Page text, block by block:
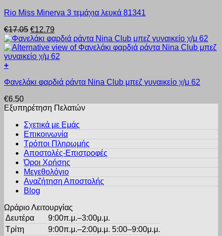
στη
του
προϊόντος
το
έχει
πολλαπλές
παραλλαγές.
Οι
επιλογές
να
στη
σελίδα
προϊόντος
Rio Miss Minerva 3 τεμάχια λευκά 81341
€17.05 Original
price
was:
€17.05.
€12.79Η
τρέχουσα
τιμή
είναι:
+
το
έχει
πολλαπλές
επιλογές
μπορούν
επιλεγούν
σελίδα
Φανελάκι φαρδιά ράντα Nina Club μπεζ γυναικείο χ/μ 62
€6.50
Εξυπηρέτηση Πελατών
Σχετικά με Εμάς
Επικοινωνία
Τρόποι Πληρωμής
Αποστολές-Επιστροφές
Όροι Χρήσης
Μεγεθολόγιο
Αναζήτηση Αποστολής
Blog
Ωράριο Λειτουργίας
Δευτέρα
9:00π.μ.–3:00μ.μ.
Τρίτη
9:00π.μ.–2:00μ.μ. 5:00–9:00μ.μ.